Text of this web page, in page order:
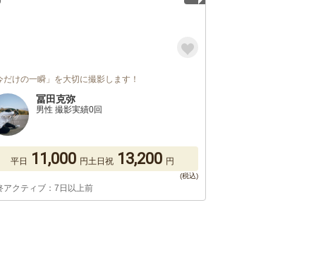
だけの一瞬」を大切に撮影します！
冨田克弥
男性 撮影実績0回
平日 11,000 円土日祝 13,200 円
アクティブ：7日以上前